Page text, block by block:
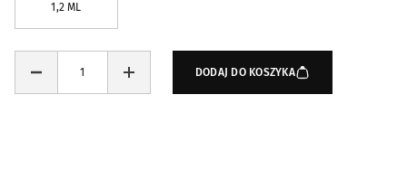
1,2 ML
DODAJ DO KOSZYKA